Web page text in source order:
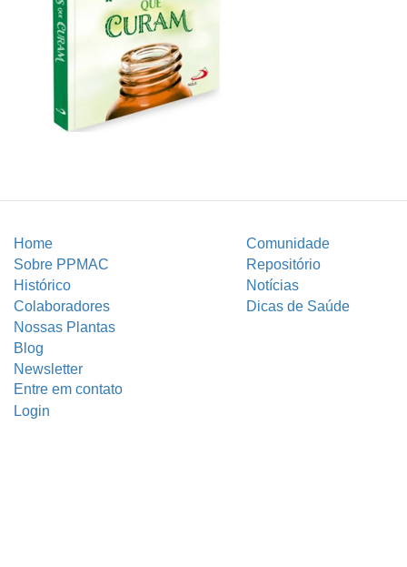
Home
Comunidade
Sobre PPMAC
Repositório
Histórico
Notícias
Colaboradores
Dicas de Saúde
Nossas Plantas
Blog
Newsletter
Entre em contato
Login